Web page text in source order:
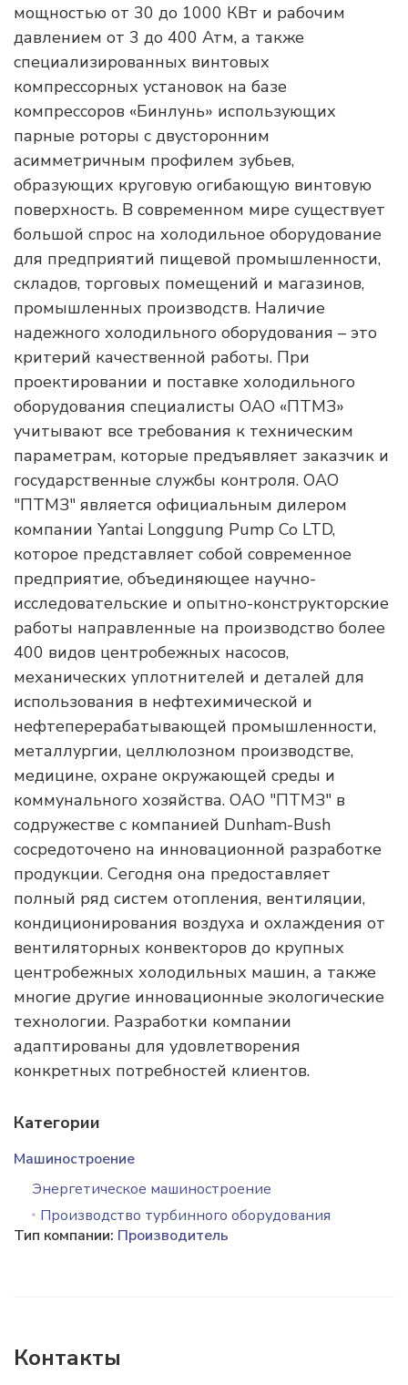
мощностью от 30 до 1000 КВт и рабочим
давлением от 3 до 400 Атм, а также
специализированных винтовых
компрессорных установок на базе
компрессоров «Бинлунь» использующих
парные роторы с двусторонним
асимметричным профилем зубьев,
образующих круговую огибающую винтовую
поверхность. В современном мире существует
большой спрос на холодильное оборудование
для предприятий пищевой промышленности,
складов, торговых помещений и магазинов,
промышленных производств. Наличие
надежного холодильного оборудования – это
критерий качественной работы. При
проектировании и поставке холодильного
оборудования специалисты ОАО «ПТМЗ»
учитывают все требования к техническим
параметрам, которые предъявляет заказчик и
государственные службы контроля. ОАО
"ПТМЗ" является официальным дилером
компании Yantai Longgung Pump Co LTD,
которое представляет собой современное
предприятие, объединяющее научно-
исследовательские и опытно-конструкторские
работы направленные на производство более
400 видов центробежных насосов,
механических уплотнителей и деталей для
использования в нефтехимической и
нефтеперерабатывающей промышленности,
металлургии, целлюлозном производстве,
медицине, охране окружающей среды и
коммунального хозяйства. ОАО "ПТМЗ" в
содружестве с компанией Dunham-Bush
сосредоточено на инновационной разработке
продукции. Сегодня она предоставляет
полный ряд систем отопления, вентиляции,
кондиционирования воздуха и охлаждения от
вентиляторных конвекторов до крупных
центробежных холодильных машин, а также
многие другие инновационные экологические
технологии. Разработки компании
адаптированы для удовлетворения
конкретных потребностей клиентов.
Категории
Машиностроение
Энергетическое машиностроение
Производство турбинного оборудования
Тип компании: Производитель
Контакты